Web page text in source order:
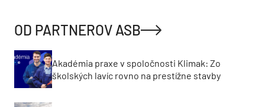
OD PARTNEROV ASB
Akadémia praxe v spoločnosti Klimak: Zo
školských lavíc rovno na prestížne stavby